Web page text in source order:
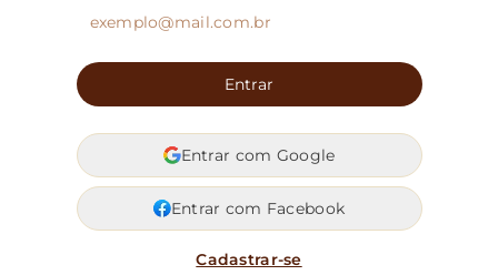
Entrar
Entrar com Google
Entrar com Facebook
Cadastrar-se